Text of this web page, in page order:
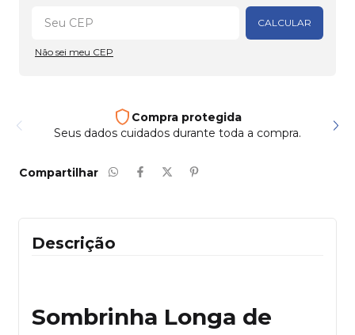
Alterar CEP
CALCULAR
Não sei meu CEP
toda a compra.
Enviamos para todo país
Compartilhar
Descrição
Sombrinha Longa de